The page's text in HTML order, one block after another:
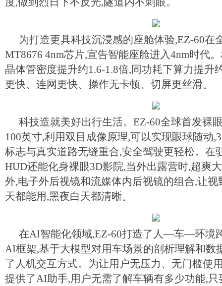
为打造更具科技沉浸感的座舱体验,EZ-60在
MT8676 4nm芯片,宣告智能座舱进入4nm时代
晶体管密度提升约1.6-1.8倍,同功耗下算力提升
更快、连网更快、操作无卡顿、切屏更丝滑。
科技造就美好出行生活。EZ-60全球首发裸
100英寸,利用双目成像原理,可以实现眼球随动
标志与真实道路无缝重合,安全驾驶更轻松。在
HUD还能化身裸眼3D影院,当外出露营时,超爽
外,电子外后视镜和流媒体内后视镜的组合,让视
天都能用,黑夜白天都清晰。
在AI智能化领域,EZ-60打造了人—车—环境
AI框架,基于大模型对用车场景的剖析理解和数
了人机交互方式。为让用户无压力、无门槛使
提供了AI助手,用户无需了解车辆有多少功能,只